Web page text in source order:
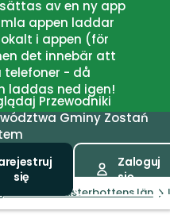
av en ny app
appen laddar
i appen (för
det innebär att
telefoner - då
laddas ned igen!
Przewodniki
Gminy Zostań
się
Zaloguj
się
i Västerbottens län